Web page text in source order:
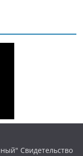
Свидетельство